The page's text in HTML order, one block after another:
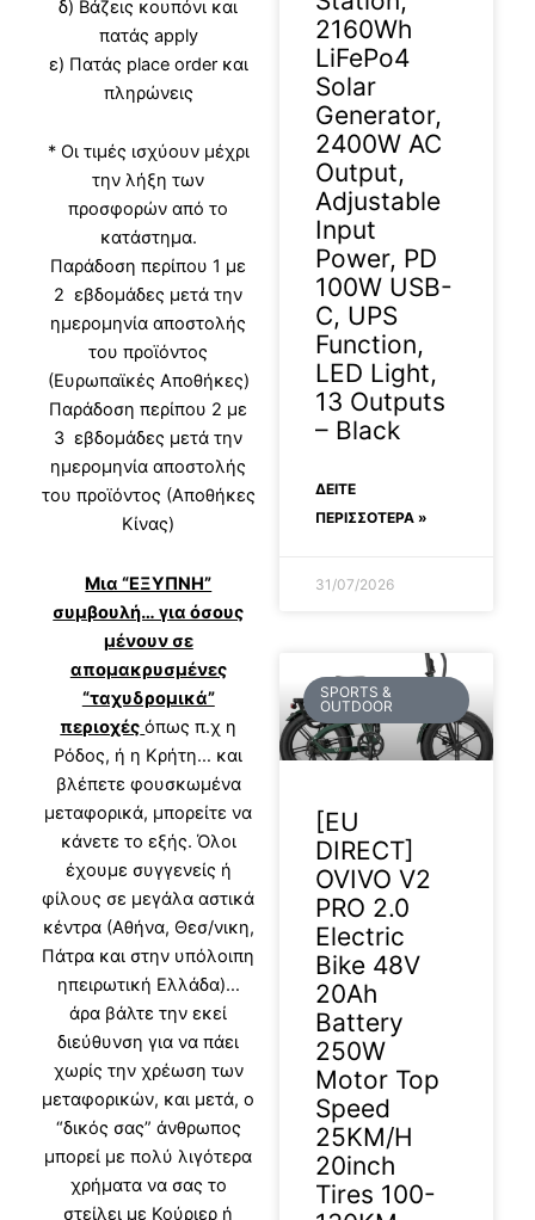
δ) Βάζεις κουπόνι και
πατάς apply
ε) Πατάς place order και
πληρώνεις
* Οι τιμές ισχύουν μέχρι
την λήξη των
προσφορών από το
κατάστημα.
Παράδοση περίπου 1 με
2 εβδομάδες μετά την
ημερομηνία αποστολής
του προϊόντος
(Ευρωπαϊκές Αποθήκες)
Παράδοση περίπου 2 με
3 εβδομάδες μετά την
ημερομηνία αποστολής
του προϊόντος (Αποθήκες
Κίνας)
Μια “ΕΞΥΠΝΗ”
συμβουλή… για όσους
μένουν σε
απομακρυσμένες
“ταχυδρομικά”
περιοχές όπως π.χ η
Ρόδος, ή η Κρήτη… και
βλέπετε φουσκωμένα
μεταφορικά, μπορείτε να
κάνετε το εξής. Όλοι
έχουμε συγγενείς ή
φίλους σε μεγάλα αστικά
κέντρα (Αθήνα, Θεσ/νικη,
Πάτρα και στην υπόλοιπη
ηπειρωτική Ελλάδα)…
άρα βάλτε την εκεί
διεύθυνση για να πάει
χωρίς την χρέωση των
μεταφορικών, και μετά, ο
“δικός σας” άνθρωπος
μπορεί με πολύ λιγότερα
χρήματα να σας το
στείλει με Κούριερ ή
2160Wh
LiFePo4
Solar
Generator,
2400W AC
Output,
Adjustable
Input
Power, PD
100W USB-
C, UPS
Function,
LED Light,
13 Outputs
– Black
ΔΕΊΤΕ
ΠΕΡΙΣΣΟΤΕΡΑ »
31/07/2026
SPORTS &
OUTDOOR
[EU
DIRECT]
OVIVO V2
PRO 2.0
Electric
Bike 48V
20Ah
Battery
250W
Motor Top
Speed
25KM/H
20inch
Tires 100-